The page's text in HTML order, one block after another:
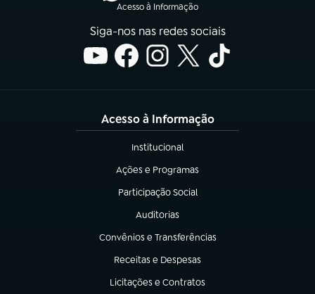
Acesso à Informação
Siga-nos nas redes sociais
Acesso à Informação
Institucional
(abre em nova aba)
Ações e Programas
(abre em nova aba)
Participação Social
(abre em nova aba)
Auditorias
(abre em nova aba)
Convênios e Transferências
(abre em nova aba)
Receitas e Despesas
(abre em nova aba)
Licitações e Contratos
(abre em nova aba)